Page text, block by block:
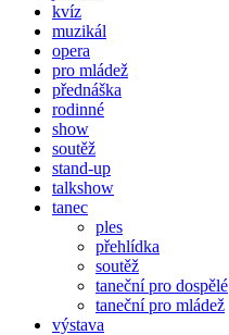
kvíz
muzikál
opera
pro mládež
přednáška
rodinné
show
soutěž
stand-up
talkshow
tanec
ples
přehlídka
soutěž
taneční pro dospělé
taneční pro mládež
výstava